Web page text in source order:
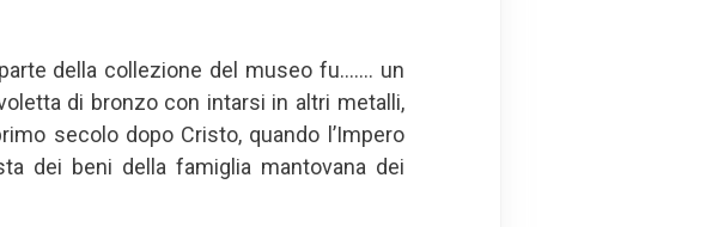
della collezione del museo fu……. un
di bronzo con intarsi in altri metalli,
secolo dopo Cristo, quando l’Impero
dei beni della famiglia mantovana dei